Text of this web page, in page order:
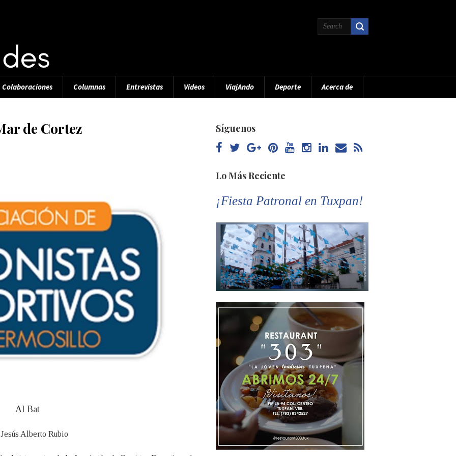
Colaboraciones Columnas Entrevistas Videos ViajAndo Deporte Acerca de
de Cortez
Al Bat
Alberto Rubio
Síguenos
Lo Más Reciente
¡Fiesta Patronal en Tuxpan!